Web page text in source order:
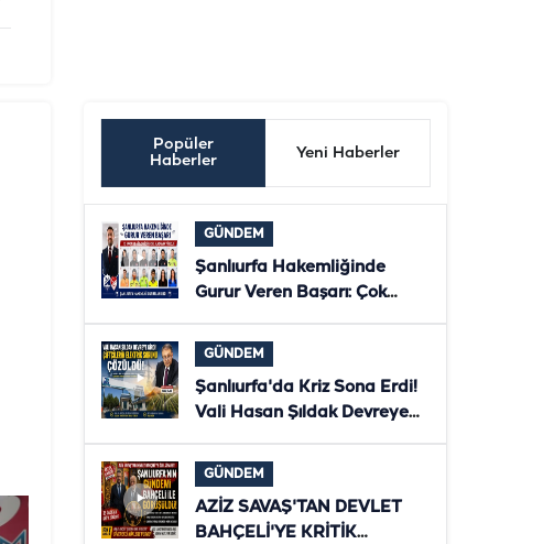
Popüler
Haberler
Yeni Haberler
GÜNDEM
Şanlıurfa Hakemliğinde
Gurur Veren Başarı: Çok
Sayıda Hakem ve Gözlemci
Bölgesel Klasmana Yükseldi
GÜNDEM
Şanlıurfa'da Kriz Sona Erdi!
Vali Hasan Şıldak Devreye
Girdi, Çiftçilerin Elektriği
Yeniden Verildi
GÜNDEM
AZİZ SAVAŞ'TAN DEVLET
BAHÇELİ'YE KRİTİK